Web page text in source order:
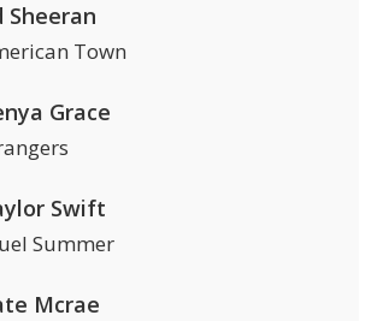
Sheeran
Town
Grace
Swift
Summer
Mcrae